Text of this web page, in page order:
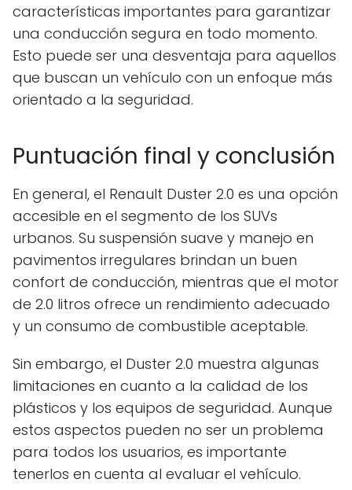
características importantes para garantizar
una conducción segura en todo momento.
Esto puede ser una desventaja para aquellos
que buscan un vehículo con un enfoque más
orientado a la seguridad.
Puntuación final y conclusión
En general, el Renault Duster 2.0 es una opción
accesible en el segmento de los SUVs
urbanos. Su suspensión suave y manejo en
pavimentos irregulares brindan un buen
confort de conducción, mientras que el motor
de 2.0 litros ofrece un rendimiento adecuado
y un consumo de combustible aceptable.
Sin embargo, el Duster 2.0 muestra algunas
limitaciones en cuanto a la calidad de los
plásticos y los equipos de seguridad. Aunque
estos aspectos pueden no ser un problema
para todos los usuarios, es importante
tenerlos en cuenta al evaluar el vehículo.